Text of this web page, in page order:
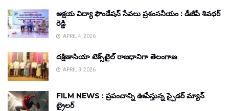
అక్షయ విద్యా ఫౌండేషన్ సేవలు ప్రశంసనీయం : డీజీపీ శివధర్
రెడ్డి
APRIL 4, 2026
దక్షిణాసియా టెక్స్‌టైల్ రాజధానిగా తెలంగాణ
APRIL 3, 2026
FILM NEWS : ప్రపంచాన్ని ఊపేస్తున్న స్పైడర్ మ్యాన్
ట్రైలర్